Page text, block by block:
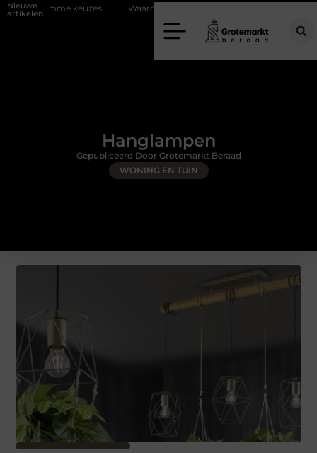
Nieuwe
artikelen
keuzes Waarom kiezen voor een rijschool in Utrecht?
Hanglampen
WONING EN TUIN
Gepubliceerd Door Grotemarkt Beraad